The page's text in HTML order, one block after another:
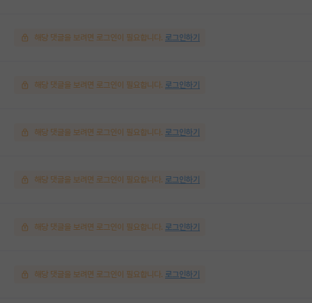
해당 댓글을 보려면 로그인이 필요합니다. 로그인하기
해당 댓글을 보려면 로그인이 필요합니다. 로그인하기
해당 댓글을 보려면 로그인이 필요합니다. 로그인하기
해당 댓글을 보려면 로그인이 필요합니다. 로그인하기
해당 댓글을 보려면 로그인이 필요합니다. 로그인하기
해당 댓글을 보려면 로그인이 필요합니다. 로그인하기